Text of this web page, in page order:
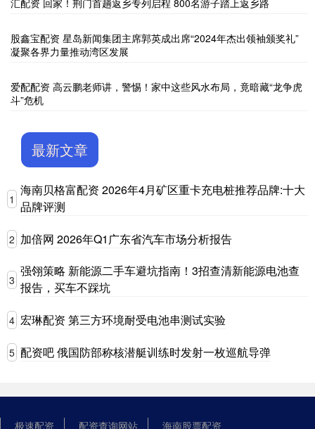
汇配资 回家！荆门首趟返乡专列启程 800名游子踏上返乡路
股鑫宝配资 星岛新闻集团主席郭英成出席“2024年杰出领袖颁奖礼”
凝聚各界力量推动湾区发展
爱配配资 高云鹏老师讲，警惕！家中这些风水布局，竟暗藏“龙争虎
斗”危机
最新文章
1
海南贝格富配资 2026年4月矿区重卡充电桩推荐品牌:十大
品牌评测
2 加倍网 2026年Q1广东省汽车市场分析报告
3
强翎策略 新能源二手车避坑指南！3招查清新能源电池查
报告，买车不踩坑
4 宏琳配资 第三方环境耐受电池串测试实验
5 配资吧 俄国防部称核潜艇训练时发射一枚巡航导弹
极速配资 配资查询网站 海南股票配资